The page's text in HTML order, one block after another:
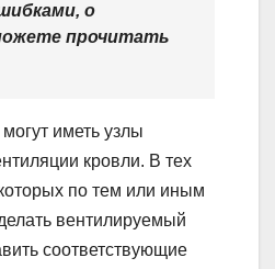
о
прочитать
иметь узлы
кровли. В тех
по тем или иным
вентилируемый
соответствующие